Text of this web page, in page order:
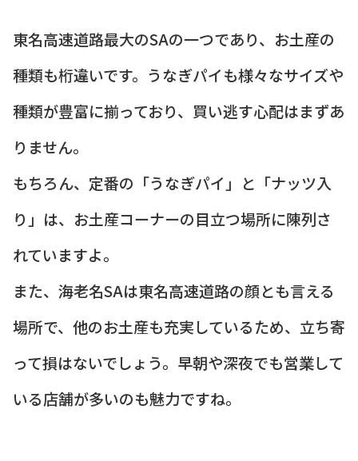
東名高速道路最大のSAの一つであり、お土産の
種類も桁違いです。うなぎパイも様々なサイズや
種類が豊富に揃っており、買い逃す心配はまずあ
りません。
もちろん、定番の「うなぎパイ」と「ナッツ入
り」は、お土産コーナーの目立つ場所に陳列さ
れていますよ。
また、海老名SAは東名高速道路の顔とも言える
場所で、他のお土産も充実しているため、立ち寄
って損はないでしょう。早朝や深夜でも営業して
いる店舗が多いのも魅力ですね。